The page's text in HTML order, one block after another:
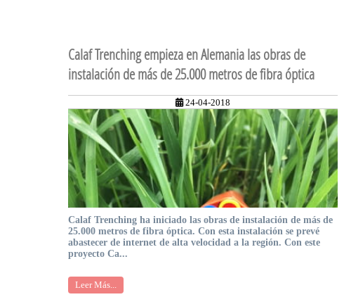
Calaf Trenching empieza en Alemania las obras de
instalación de más de 25.000 metros de fibra óptica
24-04-2018
Calaf Trenching ha iniciado las obras de instalación de más de
25.000 metros de fibra óptica. Con esta instalación se prevé
abastecer de internet de alta velocidad a la región. Con este
proyecto Ca...
Leer Más...